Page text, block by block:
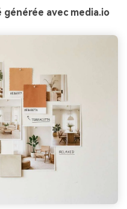
générée avec media.io